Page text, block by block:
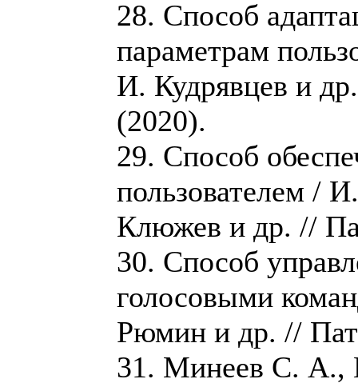
28. Способ
параметрам
И. Кудрявцев и
(2020).
29. Способ
пользователем /
Клюжев и др. //
30. Способ
голосовыми
Рюмин и др. //
31. Минеев С. А.,